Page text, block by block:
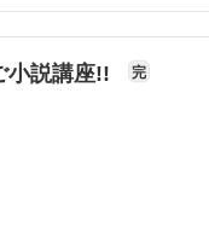
読む
小説講座!! 完